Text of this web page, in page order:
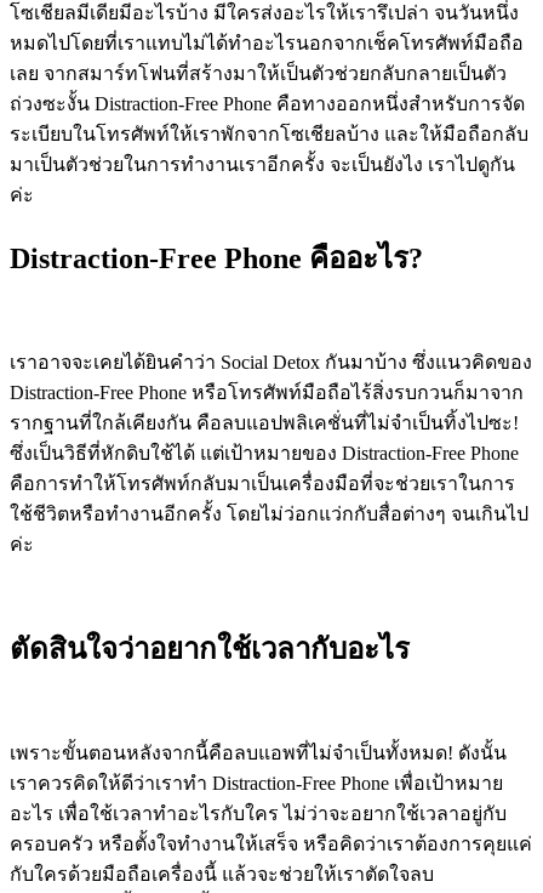
โซเชียลมีเดียมีอะไรบ้าง มีใครส่งอะไรให้เรารึเปล่า จนวันหนึ่ง
หมดไปโดยที่เราแทบไม่ได้ทำอะไรนอกจากเช็คโทรศัพท์มือถือ
เลย จากสมาร์ทโฟนที่สร้างมาให้เป็นตัวช่วยกลับกลายเป็นตัว
ถ่วงซะงั้น Distraction-Free Phone คือทางออกหนึ่งสำหรับการจัด
ระเบียบในโทรศัพท์ให้เราพักจากโซเชียลบ้าง และให้มือถือกลับ
มาเป็นตัวช่วยในการทำงานเราอีกครั้ง จะเป็นยังไง เราไปดูกัน
ค่ะ
Distraction-Free Phone คืออะไร?
เราอาจจะเคยได้ยินคำว่า Social Detox กันมาบ้าง ซึ่งแนวคิดของ
Distraction-Free Phone หรือโทรศัพท์มือถือไร้สิ่งรบกวนก็มาจาก
รากฐานที่ใกล้เคียงกัน คือลบแอปพลิเคชั่นที่ไม่จำเป็นทิ้งไปซะ!
ซึ่งเป็นวิธีที่หักดิบใช้ได้ แต่เป้าหมายของ Distraction-Free Phone
คือการทำให้โทรศัพท์กลับมาเป็นเครื่องมือที่จะช่วยเราในการ
ใช้ชีวิตหรือทำงานอีกครั้ง โดยไม่ว่อกแว่กกับสื่อต่างๆ จนเกินไป
ค่ะ
ตัดสินใจว่าอยากใช้เวลากับอะไร
เพราะขั้นตอนหลังจากนี้คือลบแอพที่ไม่จำเป็นทั้งหมด! ดังนั้น
เราควรคิดให้ดีว่าเราทำ Distraction-Free Phone เพื่อเป้าหมาย
อะไร เพื่อใช้เวลาทำอะไรกับใคร ไม่ว่าจะอยากใช้เวลาอยู่กับ
ครอบครัว หรือตั้งใจทำงานให้เสร็จ หรือคิดว่าเราต้องการคุยแค่
กับใครด้วยมือถือเครื่องนี้ แล้วจะช่วยให้เราตัดใจลบ